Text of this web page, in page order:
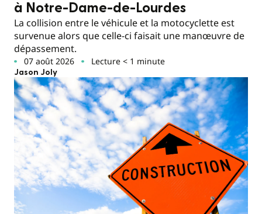
à Notre-Dame-de-Lourdes
La collision entre le véhicule et la motocyclette est
survenue alors que celle-ci faisait une manœuvre de
dépassement.
07 août 2026 Lecture < 1 minute
Jason Joly